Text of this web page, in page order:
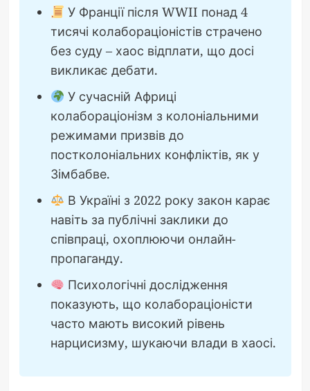
У Франції після WWII понад 4
тисячі колабораціоністів страчено
без суду – хаос відплати, що досі
викликає дебати.
У сучасній Африці
колабораціонізм з колоніальними
режимами призвів до
постколоніальних конфліктів, як у
Зімбабве.
В Україні з 2022 року закон карає
навіть за публічні заклики до
співпраці, охоплюючи онлайн-
пропаганду.
Психологічні дослідження
показують, що колабораціоністи
часто мають високий рівень
нарцисизму, шукаючи влади в хаосі.